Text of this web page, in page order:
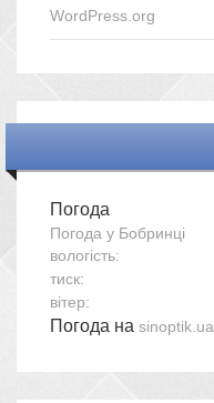
WordPress.org
Погода
Погода у Бобринці
вологість:
тиск:
вітер:
Погода на sinoptik.ua